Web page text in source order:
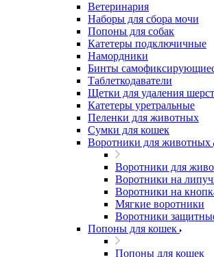
Ветеринария
Наборы для сбора мочи
Попоны для собак
Катетеры подключичные
Намордники
Бинты
Таблеткодаватели
Щетки для удаления
Катетеры уретральные
Пеленки для животных
Сумки для кошек
Воротники для животных
Воротники для
Воротники на
Воротники на
Мягкие воротники
Воротники
Попоны для кошек
Попоны для кошек